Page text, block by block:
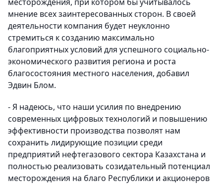
мнение всех заинтересованных сторон. В своей
деятельности компания будет неуклонно
стремиться к созданию максимально
благоприятных условий для успешного социально-
экономического развития региона и роста
благосостояния местного населения, добавил
Эдвин Блом.
- Я надеюсь, что наши усилия по внедрению
современных цифровых технологий и повышению
эффективности производства позволят нам
сохранить лидирующие позиции среди
предприятий нефтегазового сектора Казахстана и
полностью реализовать созидательный потенциал
месторождения на благо Республики и акционеров